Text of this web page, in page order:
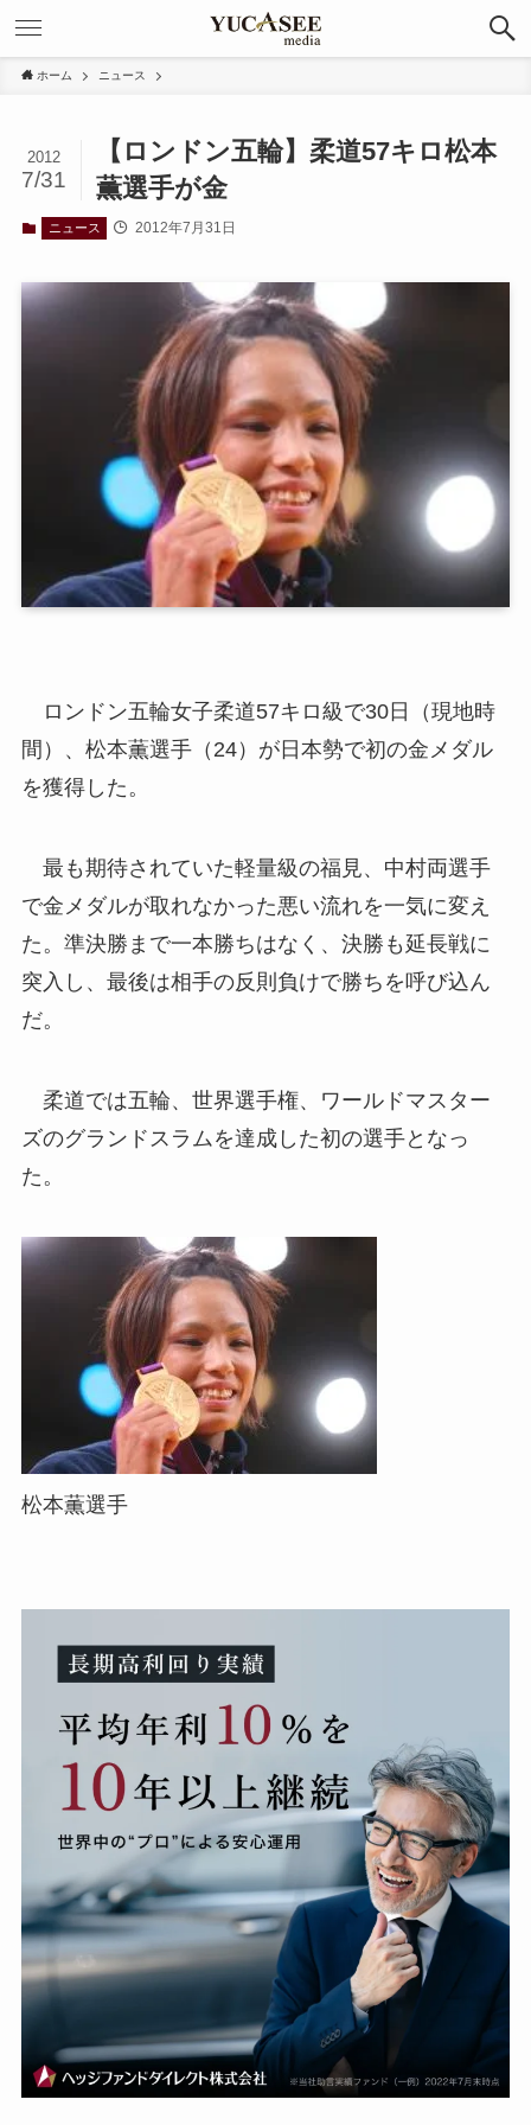
ホーム ニュース
【ロンドン五輪】柔道57キロ松本
薫選手が金
2012
7/31
ニュース 2012年7月31日
ロンドン五輪女子柔道57キロ級で30日（現地時
間）、松本薫選手（24）が日本勢で初の金メダル
を獲得した。
最も期待されていた軽量級の福見、中村両選手
で金メダルが取れなかった悪い流れを一気に変え
た。準決勝まで一本勝ちはなく、決勝も延長戦に
突入し、最後は相手の反則負けで勝ちを呼び込ん
だ。
柔道では五輪、世界選手権、ワールドマスター
ズのグランドスラムを達成した初の選手となっ
た。
松本薫選手